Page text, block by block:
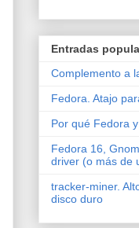
Entradas
Complemento a
Fedora. Atajo
Por qué Fedora
Fedora 16,
driver (o más de
tracker-miner.
disco duro